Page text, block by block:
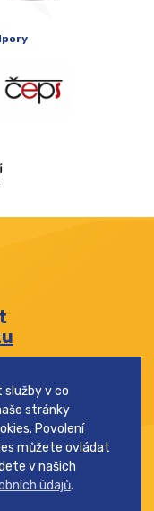
v co
stránky
Povolení
můžete ovládat
v našich
údajů.